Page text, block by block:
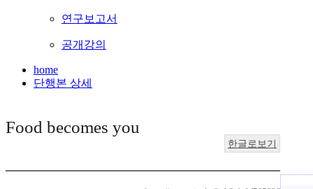
연구보고서
공개강의
home
단행본 상세
Food becomes you
한글로보기